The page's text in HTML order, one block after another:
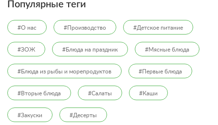
Популярные теги
#О нас #Производство #Детское питание
#ЗОЖ #Блюда на праздник #Мясные блюда
#Блюда из рыбы и морепродуктов #Первые блюда
#Вторые блюда #Салаты #Каши
#Закуски #Десерты